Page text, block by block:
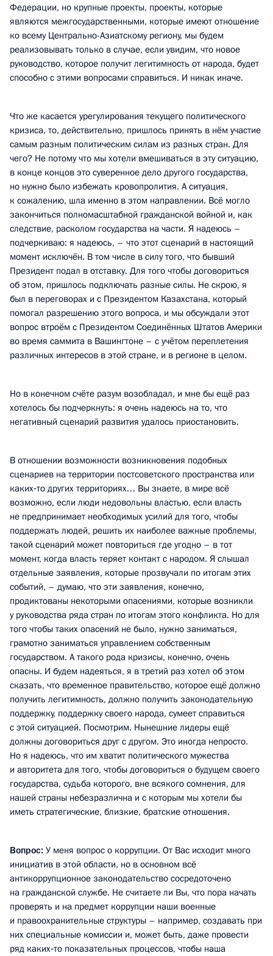
Федерации, но крупные проекты, проекты, которые
являются межгосударственными, которые имеют отношение
ко всему Центрально-Азиатскому региону, мы будем
реализовывать только в случае, если увидим, что новое
руководство, которое получит легитимность от народа, будет
способно с этими вопросами справиться. И никак иначе.
Что же касается урегулирования текущего политического
кризиса, то, действительно, пришлось принять в нём участие
самым разным политическим силам из разных стран. Для
чего? Не потому что мы хотели вмешиваться в эту ситуацию,
в конце концов это суверенное дело другого государства,
но нужно было избежать кровопролития. А ситуация,
к сожалению, шла именно в этом направлении. Всё могло
закончиться полномасштабной гражданской войной и, как
следствие, расколом государства на части. Я надеюсь –
подчеркиваю: я надеюсь, – что этот сценарий в настоящий
момент исключён. В том числе в силу того, что бывший
Президент подал в отставку. Для того чтобы договориться
об этом, пришлось подключать разные силы. Не скрою, я
был в переговорах и с Президентом Казахстана, который
помогал разрешению этого вопроса, и мы обсуждали этот
вопрос втроём с Президентом Соединённых Штатов Америки
во время саммита в Вашингтоне – с учётом переплетения
различных интересов в этой стране, и в регионе в целом.
Но в конечном счёте разум возобладал, и мне бы ещё раз
хотелось бы подчеркнуть: я очень надеюсь на то, что
негативный сценарий развития удалось приостановить.
В отношении возможности возникновения подобных
сценариев на территории постсоветского пространства или
каких‑то других территориях… Вы знаете, в мире всё
возможно, если люди недовольны властью, если власть
не предпринимает необходимых усилий для того, чтобы
поддержать людей, решить их наиболее важные проблемы,
такой сценарий может повториться где угодно – в тот
момент, когда власть теряет контакт с народом. Я слышал
отдельные заявления, которые прозвучали по итогам этих
событий, – думаю, что эти заявления, конечно,
продиктованы некоторыми опасениями, которые возникли
у руководства ряда стран по итогам этого конфликта. Но для
того чтобы таких опасений не было, нужно заниматься,
грамотно заниматься управлением собственным
государством. А такого рода кризисы, конечно, очень
опасны. И будем надеяться, я в третий раз хотел об этом
сказать, что временное правительство, которое ещё должно
получить легитимность, должно получить законодательную
поддержку, поддержку своего народа, сумеет справиться
с этой ситуацией. Посмотрим. Нынешние лидеры ещё
должны договориться друг с другом. Это иногда непросто.
Но я надеюсь, что им хватит политического мужества
и авторитета для того, чтобы договориться о будущем своего
государства, судьба которого, вне всякого сомнения, для
нашей страны небезразлична и с которым мы хотели бы
иметь стратегические, близкие, братские отношения.
Вопрос: У меня вопрос о коррупции. От Вас исходит много
инициатив в этой области, но в основном всё
антикоррупционное законодательство сосредоточено
на гражданской службе. Не считаете ли Вы, что пора начать
проверять и на предмет коррупции наши военные
и правоохранительные структуры – например, создавать при
них специальные комиссии и, может быть, даже провести
ряд каких‑то показательных процессов, чтобы наша